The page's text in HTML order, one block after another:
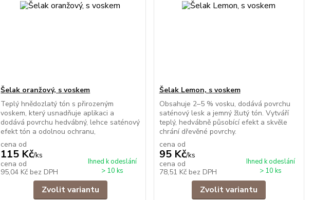
Šelak oranžový, s voskem
Teplý hnědozlatý tón s přirozeným
voskem, který usnadňuje aplikaci a
dodává povrchu hedvábný, lehce saténový
efekt tón a odolnou ochranu,
cena od
115 Kč/ks
cena od
95,04 Kč bez DPH
Ihned k odeslání
> 10 ks
Zvolit variantu
Šelak Lemon, s voskem
Obsahuje 2–5 % vosku, dodává povrchu
saténový lesk a jemný žlutý tón. Vytváří
teplý, hedvábně působící efekt a skvěle
chrání dřevěné povrchy.
cena od
95 Kč/ks
cena od
78,51 Kč bez DPH
Ihned k odeslání
> 10 ks
Zvolit variantu